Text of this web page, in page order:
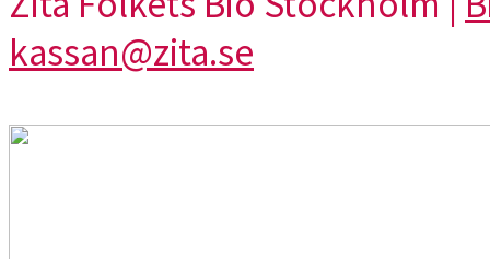
kassan@zita.se